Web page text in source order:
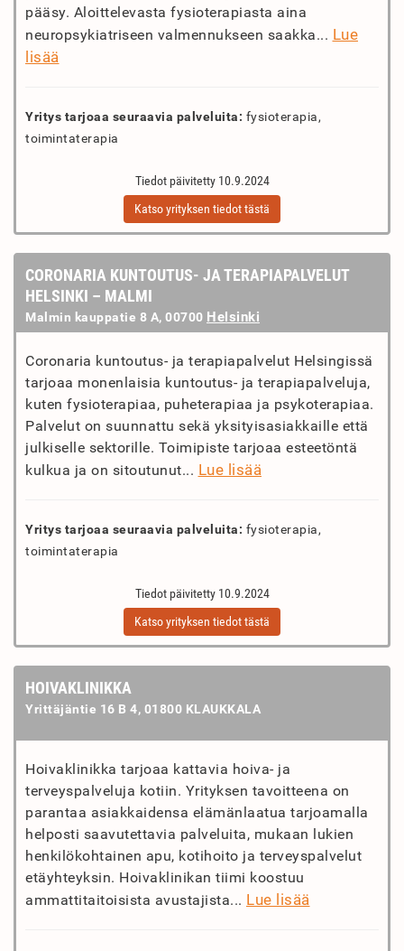
pääsy. Aloittelevasta fysioterapiasta aina
neuropsykiatriseen valmennukseen saakka... Lue
lisää
Yritys tarjoaa seuraavia palveluita: fysioterapia,
toimintaterapia
Tiedot päivitetty 10.9.2024
Katso yrityksen tiedot tästä
CORONARIA KUNTOUTUS- JA TERAPIAPALVELUT
HELSINKI – MALMI
Malmin kauppatie 8 A, 00700 Helsinki
Coronaria kuntoutus- ja terapiapalvelut Helsingissä
tarjoaa monenlaisia kuntoutus- ja terapiapalveluja,
kuten fysioterapiaa, puheterapiaa ja psykoterapiaa.
Palvelut on suunnattu sekä yksityisasiakkaille että
julkiselle sektorille. Toimipiste tarjoaa esteetöntä
kulkua ja on sitoutunut... Lue lisää
Yritys tarjoaa seuraavia palveluita: fysioterapia,
toimintaterapia
Tiedot päivitetty 10.9.2024
Katso yrityksen tiedot tästä
HOIVAKLINIKKA
Yrittäjäntie 16 B 4, 01800 KLAUKKALA
Hoivaklinikka tarjoaa kattavia hoiva- ja
terveyspalveluja kotiin. Yrityksen tavoitteena on
parantaa asiakkaidensa elämänlaatua tarjoamalla
helposti saavutettavia palveluita, mukaan lukien
henkilökohtainen apu, kotihoito ja terveyspalvelut
etäyhteyksin. Hoivaklinikan tiimi koostuu
ammattitaitoisista avustajista... Lue lisää